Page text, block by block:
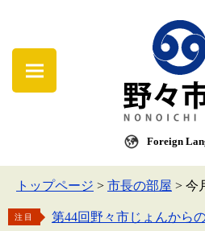
Foreign
トップページ > 市長の部屋 > 今
注目
第44回野々市じょんから